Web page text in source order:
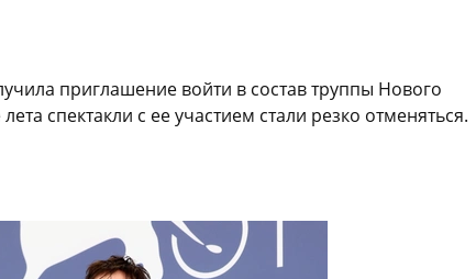
приглашение войти в состав труппы Нового
спектакли с ее участием стали резко отменяться.